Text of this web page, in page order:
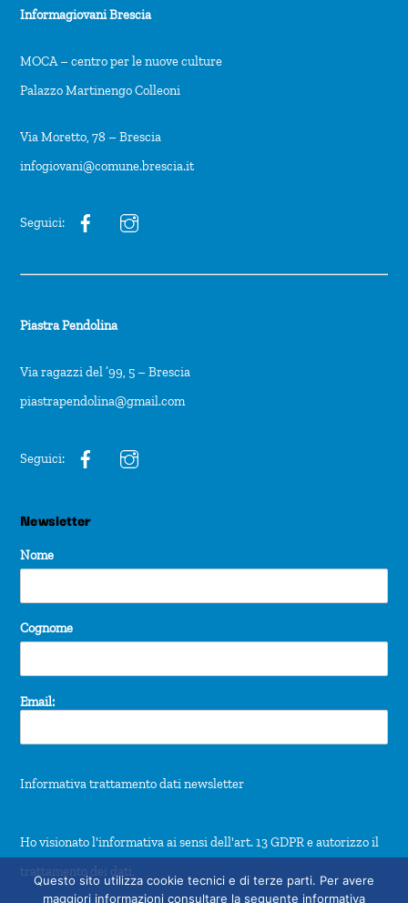
Informagiovani Brescia
MOCA – centro per le nuove culture
Palazzo Martinengo Colleoni
Via Moretto, 78 – Brescia
infogiovani@comune.brescia.it
Seguici:
Piastra Pendolina
Via ragazzi del ’99, 5 – Brescia
piastrapendolina@gmail.com
Seguici:
Newsletter
Nome
Cognome
Email:
Informativa trattamento dati newsletter
Ho visionato l'informativa ai sensi dell'art. 13 GDPR e autorizzo il
trattamento dei dati.
Questo sito utilizza cookie tecnici e di terze parti. Per avere
maggiori informazioni consultare la seguente informativa